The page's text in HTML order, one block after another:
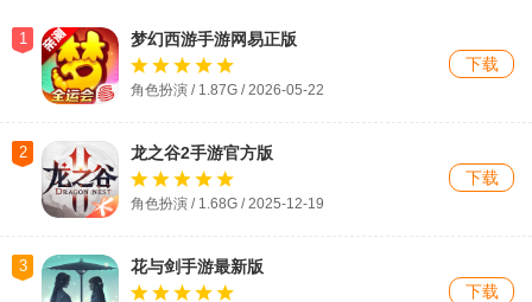
1 梦幻西游手游网易正版
角色扮演 / 1.87G / 2026-05-22
下载
2 龙之谷2手游官方版
角色扮演 / 1.68G / 2025-12-19
下载
3 花与剑手游最新版
下载